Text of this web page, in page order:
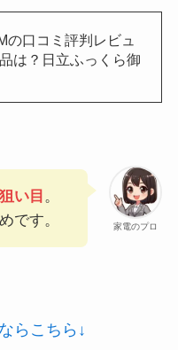
の口コミ評判レビュ
は？日立ふっくら御
家電のプロ
い目 。
です。
らこちら↓